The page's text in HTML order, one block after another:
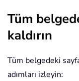
Tüm
kaldırın
Tüm belgedeki
adımları izleyin: